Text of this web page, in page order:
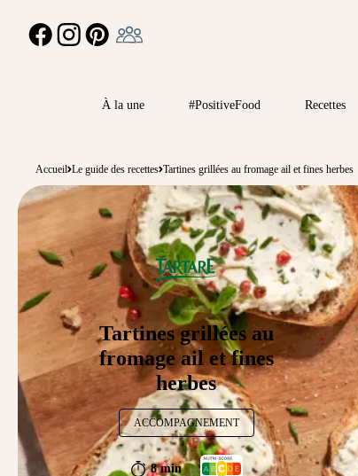
FACEBOOKINSTAGRAMPINTEREST
À la une #PositiveFood Recettes
Accueil Le guide des recettes Tartines grillées au fromage ail et fines herbes
Tartines grillées au
fromage ail et fines
herbes
ACCOMPAGNEMENT
8 min